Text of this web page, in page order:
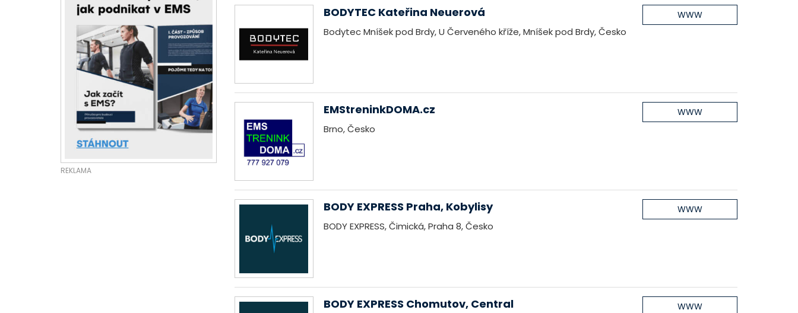
REKLAMA
BODYTEC Kateřina Neuerová
Bodytec Mníšek pod Brdy, U Červeného kříže, Mníšek pod Brdy, Česko
WWW
EMStreninkDOMA.cz
Brno, Česko
WWW
BODY EXPRESS Praha, Kobylisy
BODY EXPRESS, Čimická, Praha 8, Česko
WWW
BODY EXPRESS Chomutov, Central WWW